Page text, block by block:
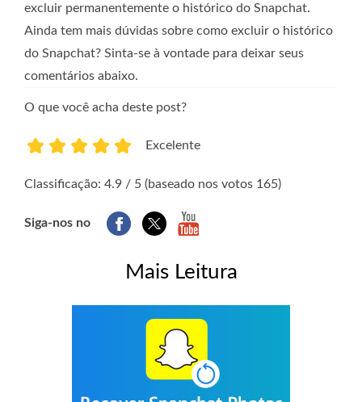
excluir permanentemente o histórico do Snapchat.
Ainda tem mais dúvidas sobre como excluir o histórico
do Snapchat? Sinta-se à vontade para deixar seus
comentários abaixo.
O que você acha deste post?
Excelente
Classificação: 4.9 / 5 (baseado nos votos 165)
Siga-nos no
Mais Leitura